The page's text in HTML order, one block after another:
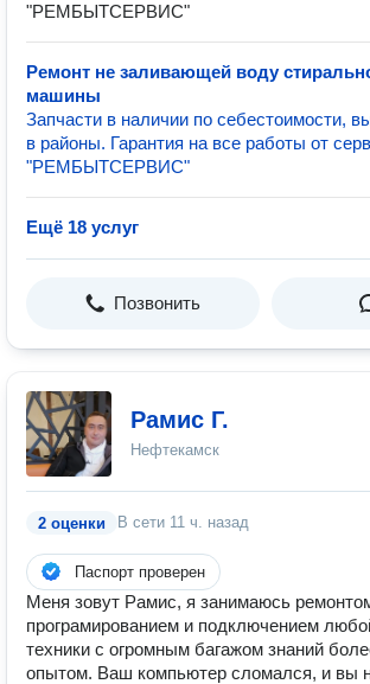
"РЕМБЫТСЕРВИС"
Ремонт не заливающей воду
машины
Запчасти в наличии по себестоимости,
в районы. Гарантия на все работы от
"РЕМБЫТСЕРВИС"
Ещё 18 услуг
Позвонить
Рамис Г.
Нефтекамск
2 оценки В сети 11 ч. назад
Паспорт проверен
Меня зовут Рамис, я занимаюсь
програмированием и подключением
техники с огромным багажом знаний
опытом. Ваш компьютер сломался, и вы